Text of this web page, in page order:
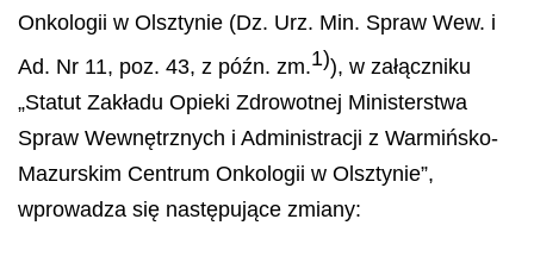
Onkologii w Olsztynie (Dz. Urz. Min. Spraw Wew. i
Ad. Nr 11, poz. 43, z późn. zm.1)), w załączniku
„Statut Zakładu Opieki Zdrowotnej Ministerstwa
Spraw Wewnętrznych i Administracji z Warmińsko-
Mazurskim Centrum Onkologii w Olsztynie”,
wprowadza się następujące zmiany: